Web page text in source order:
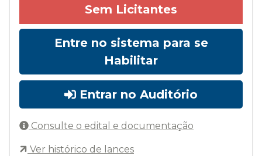
Sem Licitantes
Entre no sistema para se
Habilitar
Entrar no Auditório
Consulte o edital e documentação
Ver histórico de lances